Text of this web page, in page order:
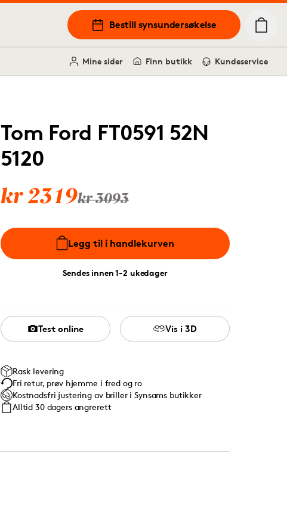
Bestill synsundersøkelse
Mine sider Finn butikk Kundeservice
Tom Ford FT0591 52N
5120
kr 2319kr 3093
Legg til i handlekurven
Sendes innen 1-2 ukedager
Test online Vis i 3D
Rask levering
Fri retur, prøv hjemme i fred og ro
Kostnadsfri justering av briller i Synsams butikker
Alltid 30 dagers angrerett